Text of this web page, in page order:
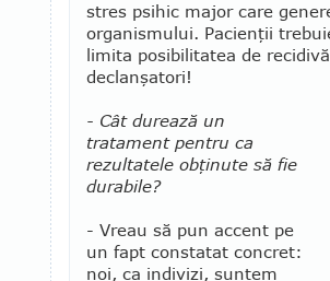
stres psi­hic major care
organismului. Pacienţii
limita posibilitatea de
declanşatori!
- Cât durează un
tratament pentru ca
rezul­tatele obţinute să fie
durabile?
- Vreau să pun accent pe
un fapt constatat con­cret:
noi, ca indivizi, suntem